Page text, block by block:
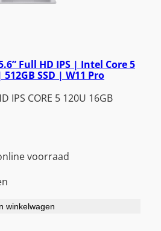
Full HD IPS | Intel Core 5
SSD | W11 Pro
IPS CORE 5 120U 16GB
voorraad
winkelwagen